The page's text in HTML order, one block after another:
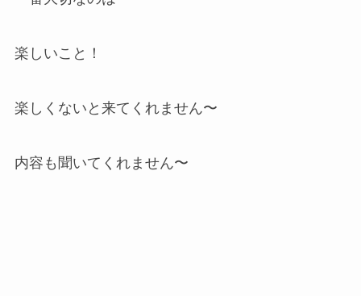
楽しいこと！
楽しくないと来てくれません〜
内容も聞いてくれません〜